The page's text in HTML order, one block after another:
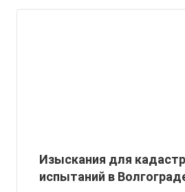
Изыскания для
испытаний в